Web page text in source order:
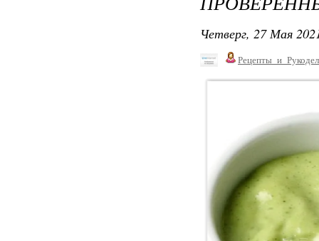
Четверг, 27 Мая